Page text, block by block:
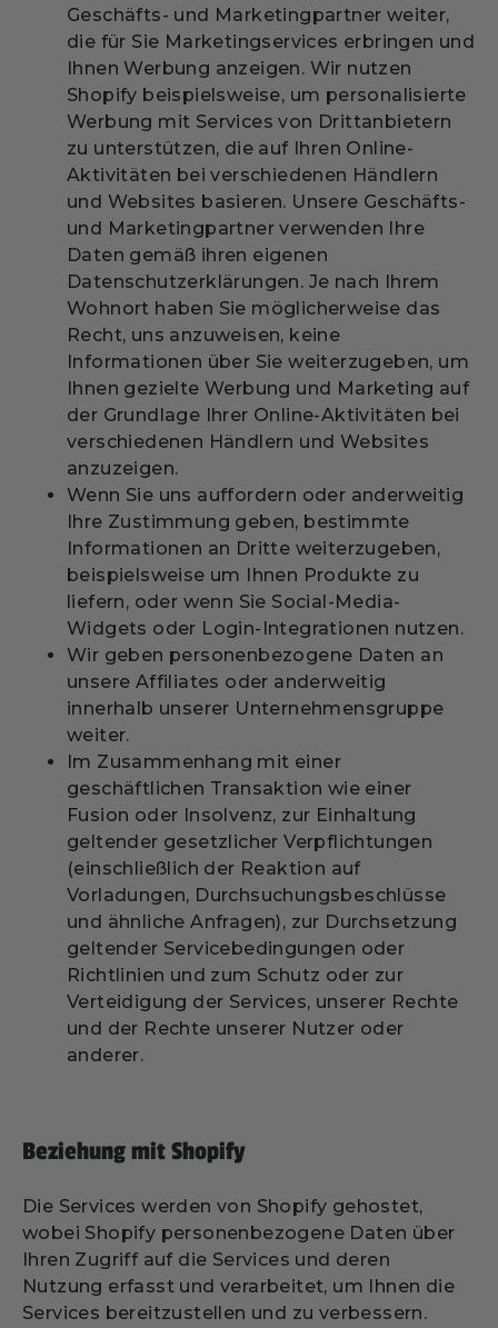
Geschäfts- und Marketingpartner weiter,
die für Sie Marketingservices erbringen und
Ihnen Werbung anzeigen. Wir nutzen
Shopify beispielsweise, um personalisierte
Werbung mit Services von Drittanbietern
zu unterstützen, die auf Ihren Online-
Aktivitäten bei verschiedenen Händlern
und Websites basieren. Unsere Geschäfts-
und Marketingpartner verwenden Ihre
Daten gemäß ihren eigenen
Datenschutzerklärungen. Je nach Ihrem
Wohnort haben Sie möglicherweise das
Recht, uns anzuweisen, keine
Informationen über Sie weiterzugeben, um
Ihnen gezielte Werbung und Marketing auf
der Grundlage Ihrer Online-Aktivitäten bei
verschiedenen Händlern und Websites
anzuzeigen.
Wenn Sie uns auffordern oder anderweitig
Ihre Zustimmung geben, bestimmte
Informationen an Dritte weiterzugeben,
beispielsweise um Ihnen Produkte zu
liefern, oder wenn Sie Social-Media-
Widgets oder Login-Integrationen nutzen.
Wir geben personenbezogene Daten an
unsere Affiliates oder anderweitig
innerhalb unserer Unternehmensgruppe
weiter.
Im Zusammenhang mit einer
geschäftlichen Transaktion wie einer
Fusion oder Insolvenz, zur Einhaltung
geltender gesetzlicher Verpflichtungen
(einschließlich der Reaktion auf
Vorladungen, Durchsuchungsbeschlüsse
und ähnliche Anfragen), zur Durchsetzung
geltender Servicebedingungen oder
Richtlinien und zum Schutz oder zur
Verteidigung der Services, unserer Rechte
und der Rechte unserer Nutzer oder
anderer.
Beziehung mit Shopify
Die Services werden von Shopify gehostet,
wobei Shopify personenbezogene Daten über
Ihren Zugriff auf die Services und deren
Nutzung erfasst und verarbeitet, um Ihnen die
Services bereitzustellen und zu verbessern.